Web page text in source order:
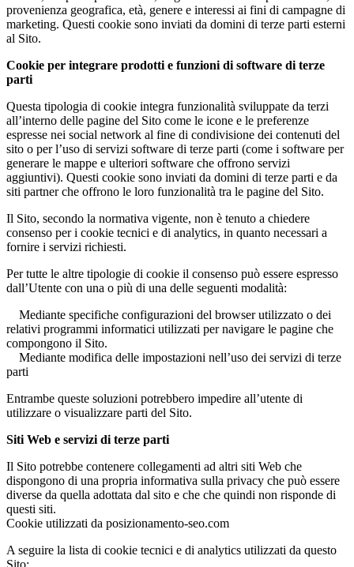
provenienza geografica, età, genere e interessi ai fini di campagne di
marketing. Questi cookie sono inviati da domini di terze parti esterni
al Sito.
Cookie per integrare prodotti e funzioni di software di terze
parti
Questa tipologia di cookie integra funzionalità sviluppate da terzi
all’interno delle pagine del Sito come le icone e le preferenze
espresse nei social network al fine di condivisione dei contenuti del
sito o per l’uso di servizi software di terze parti (come i software per
generare le mappe e ulteriori software che offrono servizi
aggiuntivi). Questi cookie sono inviati da domini di terze parti e da
siti partner che offrono le loro funzionalità tra le pagine del Sito.
Il Sito, secondo la normativa vigente, non è tenuto a chiedere
consenso per i cookie tecnici e di analytics, in quanto necessari a
fornire i servizi richiesti.
Per tutte le altre tipologie di cookie il consenso può essere espresso
dall’Utente con una o più di una delle seguenti modalità:
Mediante specifiche configurazioni del browser utilizzato o dei
relativi programmi informatici utilizzati per navigare le pagine che
compongono il Sito.
Mediante modifica delle impostazioni nell’uso dei servizi di terze
parti
Entrambe queste soluzioni potrebbero impedire all’utente di
utilizzare o visualizzare parti del Sito.
Siti Web e servizi di terze parti
Il Sito potrebbe contenere collegamenti ad altri siti Web che
dispongono di una propria informativa sulla privacy che può essere
diverse da quella adottata dal sito e che che quindi non risponde di
questi siti.
Cookie utilizzati da posizionamento-seo.com
A seguire la lista di cookie tecnici e di analytics utilizzati da questo